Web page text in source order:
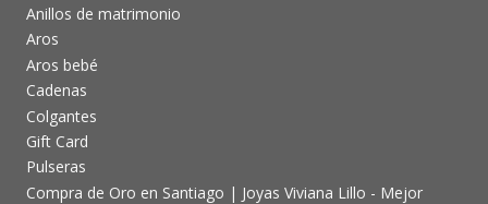
Anillos de matrimonio
Aros
Aros bebé
Cadenas
Colgantes
Gift Card
Pulseras
Compra de Oro en Santiago | Joyas Viviana Lillo - Mejor